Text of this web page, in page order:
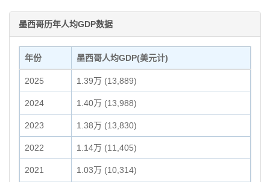
墨西哥历年人均GDP数据
年份 墨西哥人均GDP(美元计)
2025 1.39万 (13,889)
2024 1.40万 (13,988)
2023 1.38万 (13,830)
2022 1.14万 (11,405)
2021 1.03万 (10,314)